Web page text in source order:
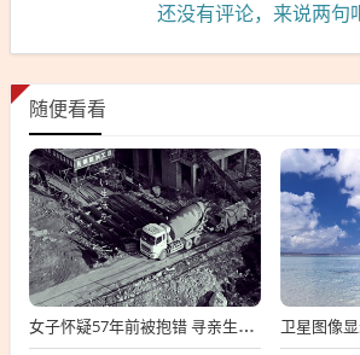
还没有评论，来说两句
随便看看
女子怀疑57年前被抱错 寻亲生父母 卫星图像